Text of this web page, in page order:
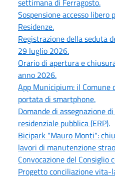
Sospensione accesso libero
Residenze.
Registrazione della seduta
29 luglio 2026.
Orario di apertura e
anno 2026.
App Municipium: il Comune
portata di smartphone.
Domande di assegnazione
residenziale pubblica (ERP).
Bicipark "Mauro Monti":
lavori di manutenzione
Convocazione del Consiglio
Progetto conciliazione vita-